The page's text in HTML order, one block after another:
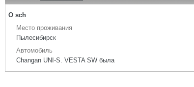
О sch
Место проживания
Пылесибирск
Автомобиль
Changan UNI-S. VESTA SW была